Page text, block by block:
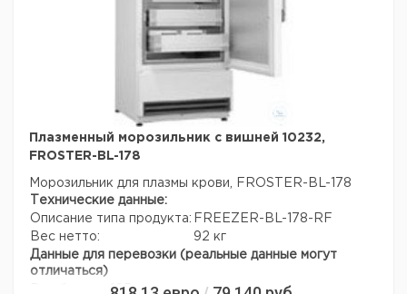
Плазменный морозильник с вишней 10232,
FROSTER-BL-178
Морозильник для плазмы крови, FROSTER-BL-178
Технические данные:
Описание типа продукта: FREEZER-BL-178-RF
Вес нетто:
92 кг
Данные для перевозки (реальные данные могут
отличаться)
105 кг